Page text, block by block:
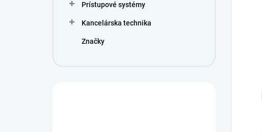
Prístupové systémy
Kancelárska technika
Značky